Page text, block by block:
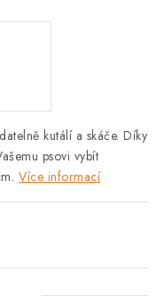
obchodu
kutálí a skáče. Díky
psovi vybít
Více informací